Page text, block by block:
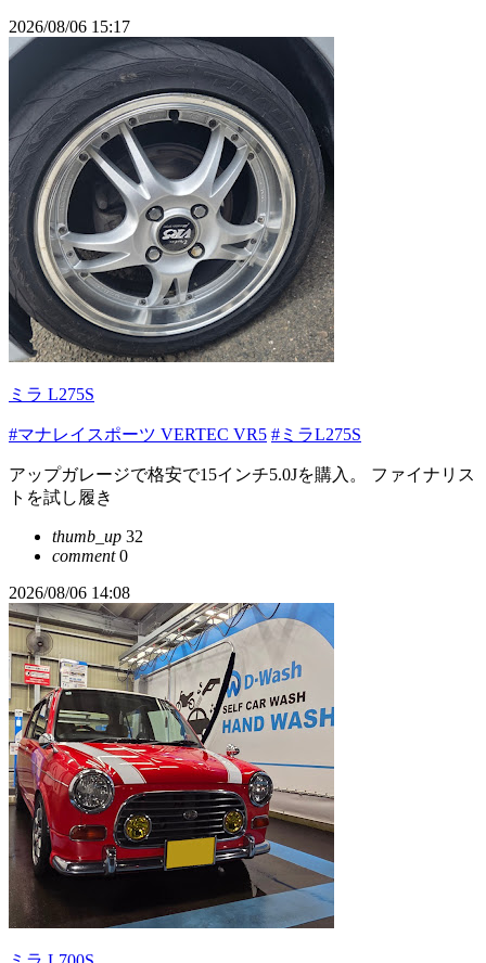
2026/08/06 15:17
ミラ L275S
#マナレイスポーツ VERTEC VR5 #ミラL275S
アップガレージで格安で15インチ5.0Jを購入。 ファイナリス
トを試し履き
thumb_up 32
comment0
2026/08/06 14:08